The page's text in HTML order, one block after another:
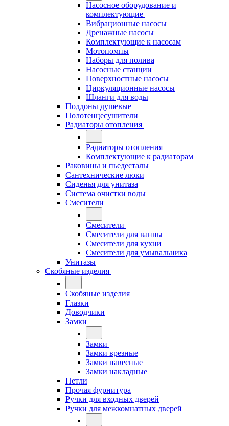
Насосное оборудование и
комплектующие
Вибрационные насосы
Дренажные насосы
Комплектующие к насосам
Мотопомпы
Наборы для полива
Насосные станции
Поверхностные насосы
Циркуляционные насосы
Шланги для воды
Поддоны душевые
Полотенцесушители
Радиаторы отопления
Радиаторы отопления
Комплектующие к радиаторам
Раковины и пьедесталы
Сантехнические люки
Сиденья для унитаза
Система очистки воды
Смесители
Смесители
Смесители для ванны
Смесители для кухни
Смесители для умывальника
Унитазы
Скобяные изделия
Скобяные изделия
Глазки
Доводчики
Замки
Замки
Замки врезные
Замки навесные
Замки накладные
Петли
Прочая фурнитура
Ручки для входных дверей
Ручки для межкомнатных дверей